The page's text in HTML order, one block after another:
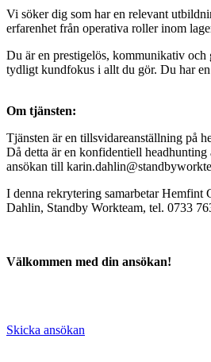
Vi söker dig som har en relevant
erfarenhet från operativa roller inom
Du är en prestigelös, kommunikativ och
tydligt kundfokus i allt du gör. Du har en
Om tjänsten:
Tjänsten är en tillsvidareanställning på
Då detta är en konfidentiell
ansökan till
I denna rekrytering samarbetar Hemfint
Dahlin, Standby Workteam, tel. 0733
Välkommen med din ansökan!
Skicka ansökan